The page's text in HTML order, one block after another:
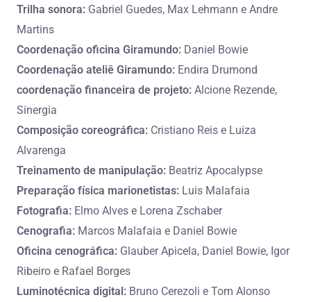
Trilha sonora: Gabriel Guedes, Max Lehmann e Andre
Martins
Coordenação oficina Giramundo: Daniel Bowie
Coordenação ateliê Giramundo: Endira Drumond
coordenação financeira de projeto: Alcione Rezende,
Sinergia
Composição coreográfica: Cristiano Reis e Luiza
Alvarenga
Treinamento de manipulação: Beatriz Apocalypse
Preparação física marionetistas: Luis Malafaia
Fotografia: Elmo Alves e Lorena Zschaber
Cenografia: Marcos Malafaia e Daniel Bowie
Oficina cenográfica: Glauber Apicela, Daniel Bowie, Igor
Ribeiro e Rafael Borges
Luminotécnica digital: Bruno Cerezoli e Tom Alonso